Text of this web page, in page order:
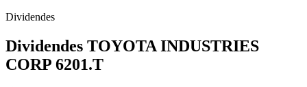
Dividendes
Dividendes TOYOTA INDUSTRIES
CORP 6201.T